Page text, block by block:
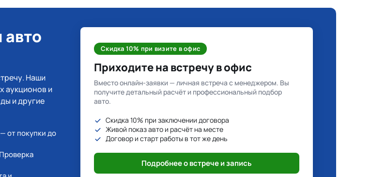
Наши
аукционов и
и другие
от покупки до
Скидка 10% при визите в офис
Приходите на встречу в офис
Вместо онлайн-заявки — личная встреча с менеджером. Вы
получите детальный расчёт и профессиональный подбор
авто.
Скидка 10% при заключении договора
Живой показ авто и расчёт на месте
Договор и старт работы в тот же день
Подробнее о встрече и запись